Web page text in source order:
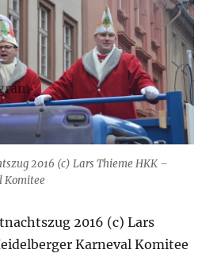
2016 (c) Lars Thieme HKK –
Komitee
2016 (c) Lars
Karneval Komitee